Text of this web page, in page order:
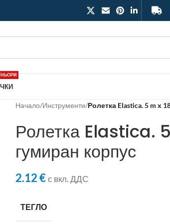
Начало/Инструменти/Ролетка Elastica. 5 m х
Ролетка Elastica.
гумиран корпус
2.12€с вкл. ДДС
ТЕГЛО